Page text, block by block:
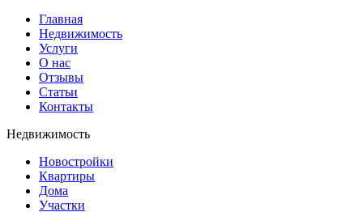
Главная
Недвижимость
Услуги
О нас
Отзывы
Статьи
Контакты
Недвижимость
Новостройки
Квартиры
Дома
Участки